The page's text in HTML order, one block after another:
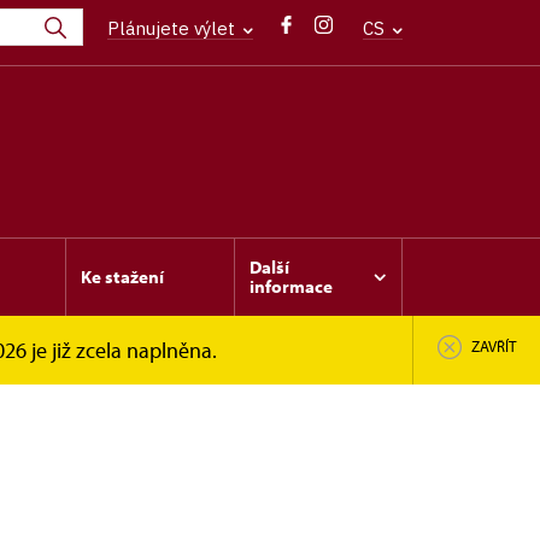
Plánujete výlet CS
Ke stažení
Další
informace
je již zcela naplněna. ZAVŘÍT